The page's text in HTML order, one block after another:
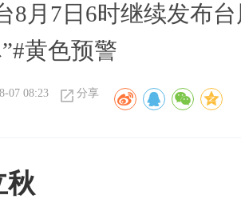
8月7日6时继续发布
黄色预警
07 08:23 分享
秋